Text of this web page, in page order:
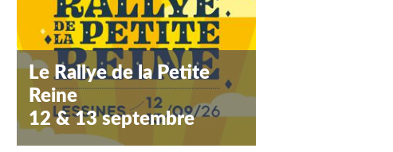
Le Rallye de la Petite
Reine
12 & 13 septembre